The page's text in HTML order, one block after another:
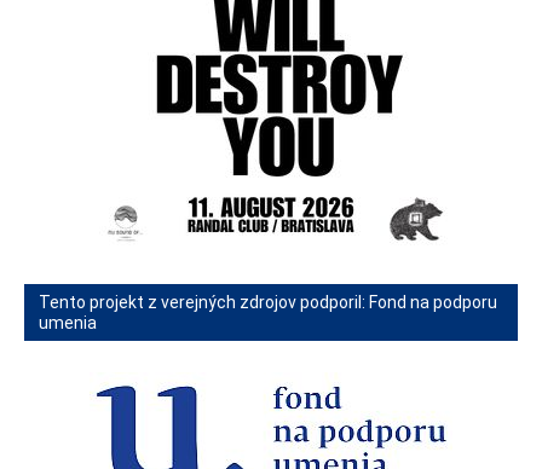
Tento projekt z verejných zdrojov podporil: Fond na podporu
umenia